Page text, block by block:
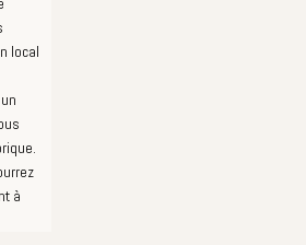
local
à